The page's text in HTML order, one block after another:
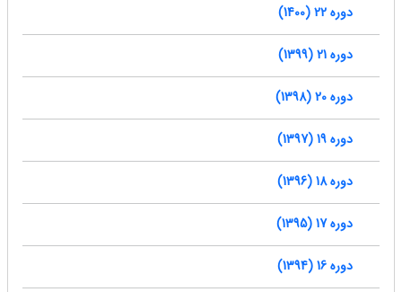
دوره 22 (1400)
دوره 21 (1399)
دوره 20 (1398)
دوره 19 (1397)
دوره 18 (1396)
دوره 17 (1395)
دوره 16 (1394)